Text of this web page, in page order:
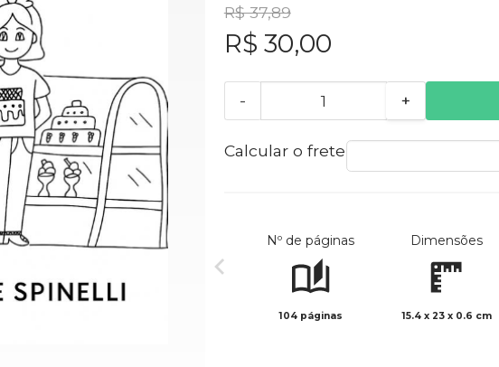
R$ 37,89
R$ 30,00
- +
Calcular o frete
Nº de páginas
104 páginas
Dimensões
15.4 x 23 x 0.6 cm